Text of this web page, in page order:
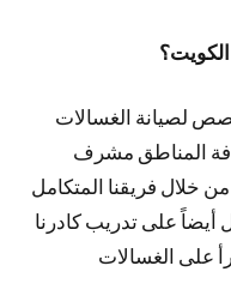
لصيانة الغسالات
المناطق مشرف
خلال فريقنا المتكامل
على تدريب كادرنا
على الغسالات